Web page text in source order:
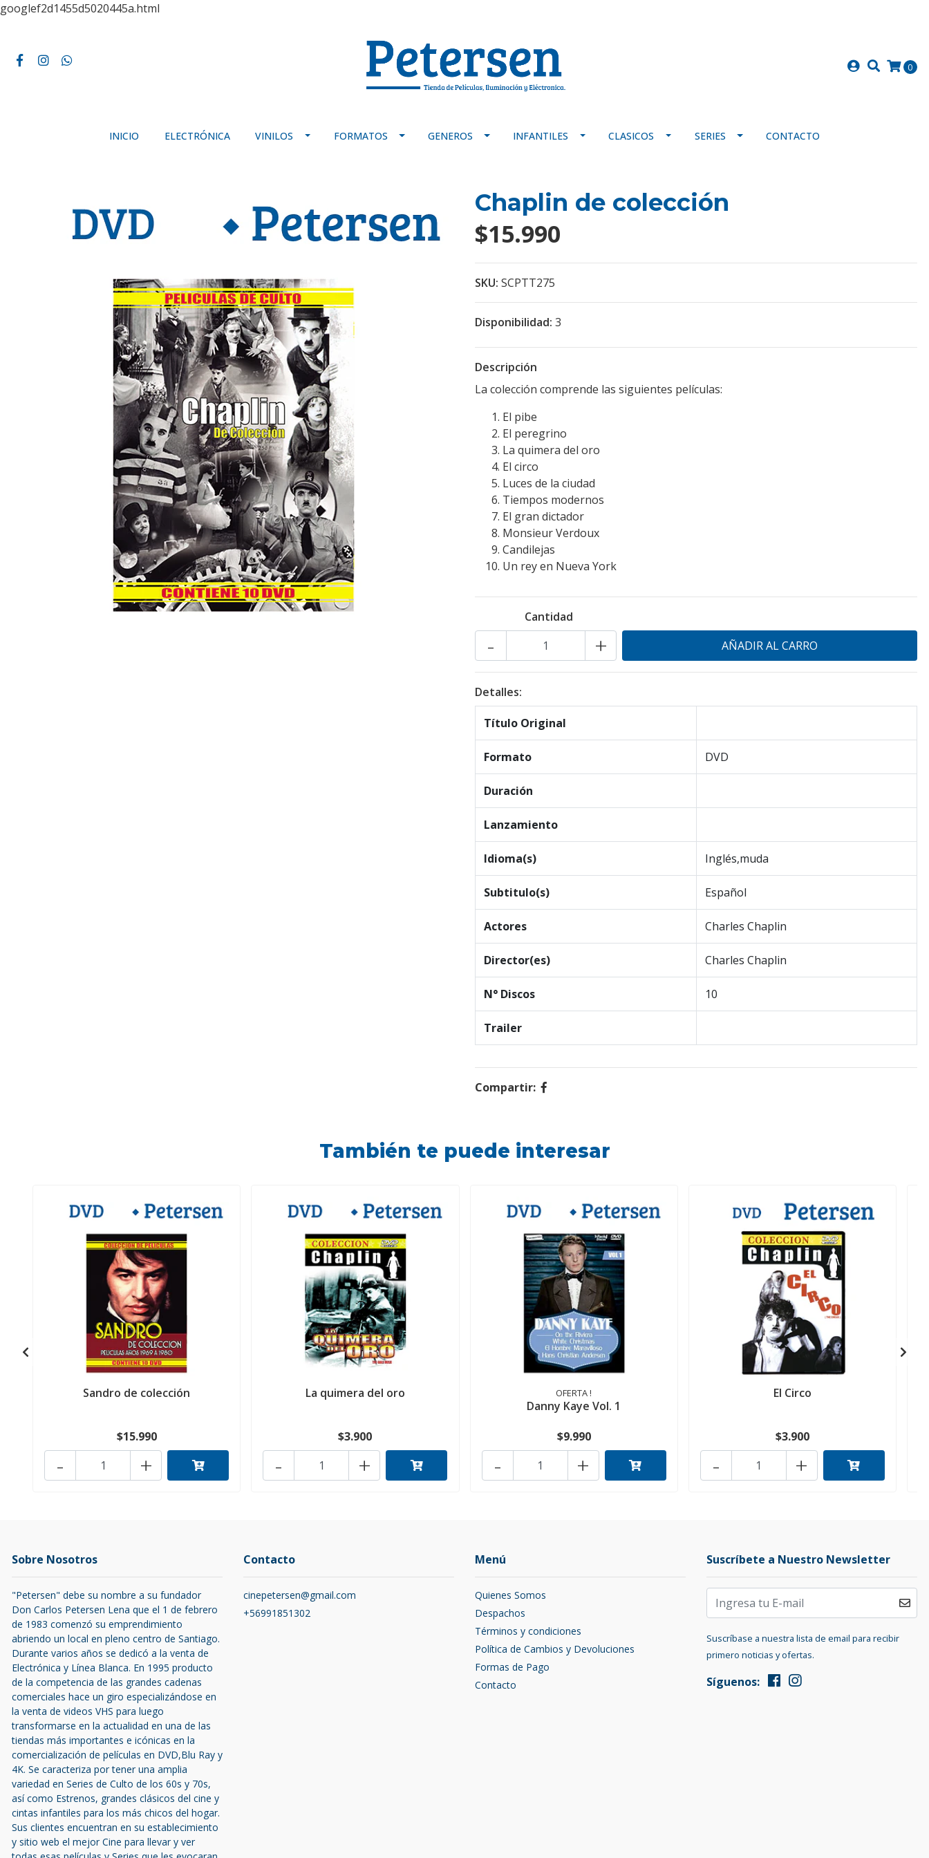
googlef2d1455d5020445a.html
0
INICIO ELECTRÓNICA VINILOS FORMATOS GENEROS INFANTILES CLASICOS SERIES CONTACTO
Chaplin de colección
$15.990
SKU: SCPTT275
Disponibilidad: 3
Descripción
La colección comprende las siguientes películas:
El pibe
El peregrino
La quimera del oro
El circo
Luces de la ciudad
Tiempos modernos
El gran dictador
Monsieur Verdoux
Candilejas
Un rey en Nueva York
Cantidad
+
-
Detalles:
Título Original
Formato DVD
Duración
Lanzamiento
Idioma(s) Inglés,muda
Subtitulo(s) Español
Actores Charles Chaplin
Director(es) Charles Chaplin
N° Discos 10
Trailer
Compartir:
También te puede interesar
Sandro de colección
$15.990
+
-
La quimera del oro
$3.900
+
-
OFERTA !
Danny Kaye Vol. 1
$9.990
+
-
El Circo
$3.900
+
-
Sobre Nosotros
"Petersen" debe su nombre a su fundador
Don Carlos Petersen Lena que el 1 de febrero
de 1983 comenzó su emprendimiento
abriendo un local en pleno centro de Santiago.
Durante varios años se dedicó a la venta de
Electrónica y Línea Blanca. En 1995 producto
de la competencia de las grandes cadenas
comerciales hace un giro especializándose en
la venta de videos VHS para luego
transformarse en la actualidad en una de las
tiendas más importantes e icónicas en la
comercialización de películas en DVD,Blu Ray y
4K. Se caracteriza por tener una amplia
variedad en Series de Culto de los 60s y 70s,
así como Estrenos, grandes clásicos del cine y
cintas infantiles para los más chicos del hogar.
Sus clientes encuentran en su establecimiento
y sitio web el mejor Cine para llevar y ver
Contacto
cinepetersen@gmail.com
+56991851302
Menú
Quienes Somos
Despachos
Términos y condiciones
Política de Cambios y Devoluciones
Formas de Pago
Contacto
Suscríbete a Nuestro Newsletter
Suscríbase a nuestra lista de email para recibir
primero noticias y ofertas.
Síguenos: